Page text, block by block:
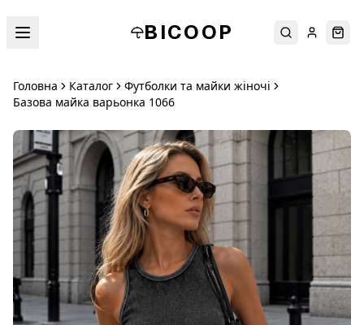
BICOOP ПошукУвійти
Головна Каталог
Футболки та майки жіночі
Базова майка варьонка 1066